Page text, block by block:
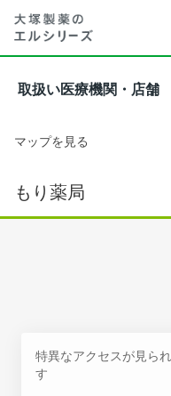
取扱い医療機関・店舗
マップを見る
もり薬局
特異なアクセスが見ら
す